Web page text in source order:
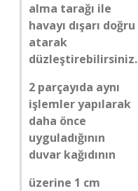
alma tarağı ile
havayı dışarı doğru
atarak
düzleştirebilirsiniz.
2 parçayıda aynı
işlemler yapılarak
daha önce
uyguladığının
duvar kağıdının
üzerine 1 cm